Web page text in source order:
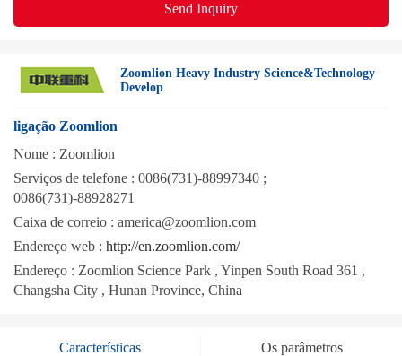
Send Inquiry
Zoomlion Heavy Industry Science&Technology
Develop
ligação Zoomlion
Nome : Zoomlion
Serviços de telefone : 0086(731)-88997340 ;
0086(731)-88928271
Caixa de correio : america@zoomlion.com
Endereço web : http://en.zoomlion.com/
Endereço : Zoomlion Science Park , Yinpen South Road 361 ,
Changsha City , Hunan Province, China
Características Os parâmetros